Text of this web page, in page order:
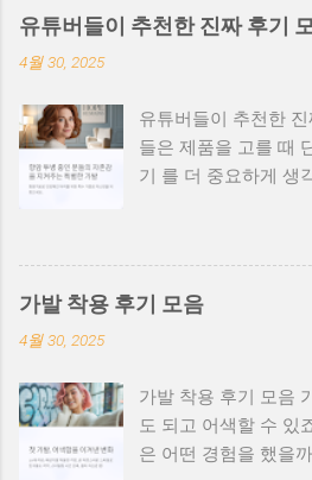
별해야 할까? 항암치
부작용이며, 두피 또
전문센터의 장점 ✅
전성 검증 완료 ✅ 민
봉제 처리 ✅ 환자 상
항암가발 선택 시 체
해한 인증을 받았는
럽고 통기성이 좋은
같은 직관적인 도메
들에게 신뢰를 주고
집니다. 병원/센터/쇼
유튜버들이 추천한 진짜 후기
4월 30, 2025
유튜버들이 추천한
들은 제품을 고를 때
기 를 더 중요하게 생
설득력 이 높죠. 가발
다양한 분야에서 실
를 모아봤습니다. 지
어떤 점이 좋았는지
B - “평소 스타일링하
용감에 감탄했어요.”
치료 중 사용했는데,
가발 착용 후기 모음
4월 30, 2025
가발 착용 후기 모음
도 되고 어색할 수 있
은 어떤 경험을 했을